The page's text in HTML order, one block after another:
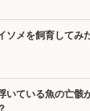
ソメを飼育して
いている魚の亡